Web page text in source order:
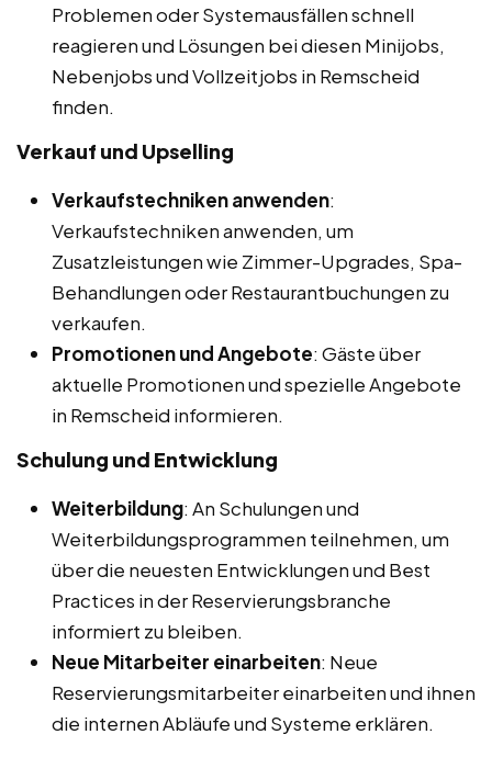
Problemen oder Systemausfällen schnell
reagieren und Lösungen bei diesen Minijobs,
Nebenjobs und Vollzeitjobs in Remscheid
finden.
Verkauf und Upselling
Verkaufstechniken anwenden:
Verkaufstechniken anwenden, um
Zusatzleistungen wie Zimmer-Upgrades, Spa-
Behandlungen oder Restaurantbuchungen zu
verkaufen.
Promotionen und Angebote: Gäste über
aktuelle Promotionen und spezielle Angebote
in Remscheid informieren.
Schulung und Entwicklung
Weiterbildung: An Schulungen und
Weiterbildungsprogrammen teilnehmen, um
über die neuesten Entwicklungen und Best
Practices in der Reservierungsbranche
informiert zu bleiben.
Neue Mitarbeiter einarbeiten: Neue
Reservierungsmitarbeiter einarbeiten und ihnen
die internen Abläufe und Systeme erklären.